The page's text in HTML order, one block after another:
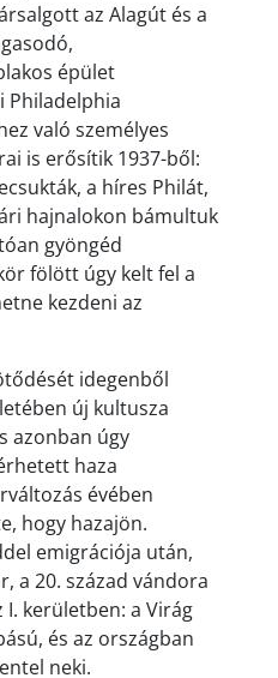
az Alagút és a
épület
Philadelphia
való személyes
is erősítik 1937-ből:
a híres Philát,
hajnalokon bámultuk
gyöngéd
fölött úgy kelt fel a
kezdeni az
idegenből
új kultusza
azonban úgy
haza
évében
hogy hazajön.
emigrációja után,
a 20. század vándora
kerületben: a Virág
és az országban
neki.